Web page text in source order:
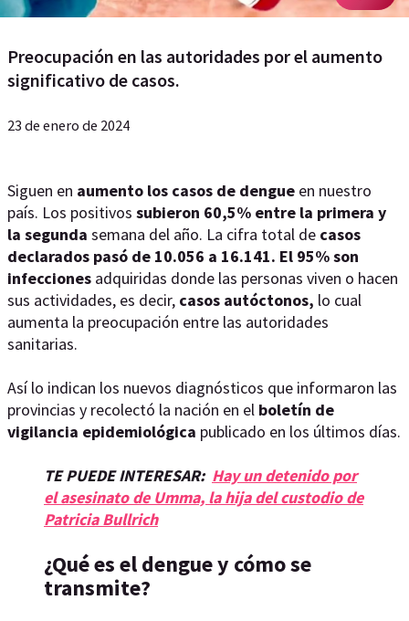
Preocupación en las autoridades por el aumento
significativo de casos.
23 de enero de 2024
Siguen en aumento los casos de dengue en nuestro
país. Los positivos subieron 60,5% entre la primera y
la segunda semana del año. La cifra total de casos
declarados pasó de 10.056 a 16.141. El 95% son
infecciones adquiridas donde las personas viven o hacen
sus actividades, es decir, casos autóctonos, lo cual
aumenta la preocupación entre las autoridades
sanitarias.
Así lo indican los nuevos diagnósticos que informaron las
provincias y recolectó la nación en el boletín de
vigilancia epidemiológica publicado en los últimos días.
TE PUEDE INTERESAR: Hay un detenido por
el asesinato de Umma, la hija del custodio de
Patricia Bullrich
¿Qué es el dengue y cómo se
transmite?